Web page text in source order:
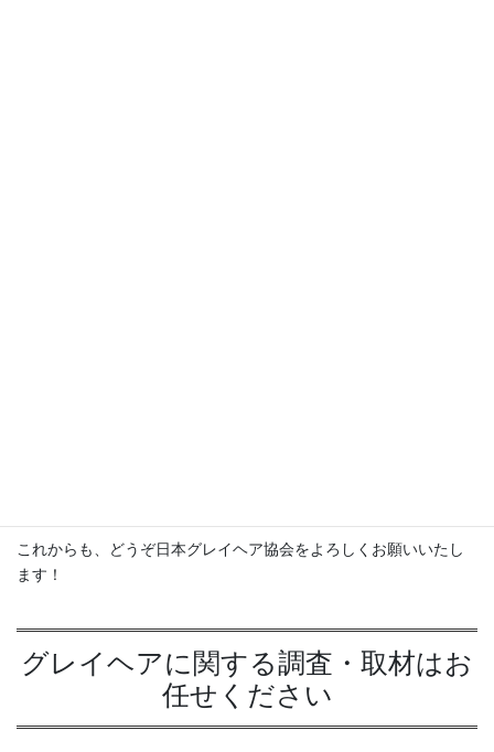
これからも、どうぞ日本グレイヘア協会をよろしくお願いいたし
ます！
グレイヘアに関する調査・取材はお
任せください